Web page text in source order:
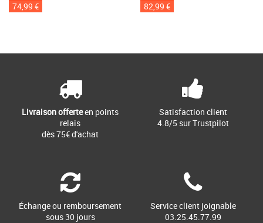
74,99 € 82,99 €
Livraison offerteen points
relais
dès 75€ d'achat
Satisfaction client
4.8/5 sur Trustpilot
Échange ou remboursement
sous 30 jours
Service client joignable
03.25.45.77.99